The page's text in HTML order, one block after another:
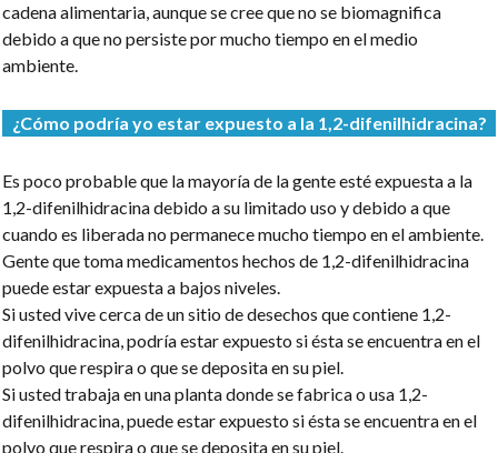
cadena alimentaria, aunque se cree que no se biomagnifica
debido a que no persiste por mucho tiempo en el medio
ambiente.
¿Cómo podría yo estar expuesto a la 1,2-difenilhidracina?
Es poco probable que la mayoría de la gente esté expuesta a la
1,2-difenilhidracina debido a su limitado uso y debido a que
cuando es liberada no permanece mucho tiempo en el ambiente.
Gente que toma medicamentos hechos de 1,2-difenilhidracina
puede estar expuesta a bajos niveles.
Si usted vive cerca de un sitio de desechos que contiene 1,2-
difenilhidracina, podría estar expuesto si ésta se encuentra en el
polvo que respira o que se deposita en su piel.
Si usted trabaja en una planta donde se fabrica o usa 1,2-
difenilhidracina, puede estar expuesto si ésta se encuentra en el
polvo que respira o que se deposita en su piel.